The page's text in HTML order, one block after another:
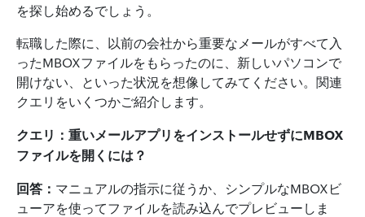
を探し始めるでしょう。
転職した際に、以前の会社から重要なメールがすべて入
ったMBOXファイルをもらったのに、新しいパソコンで
開けない、といった状況を想像してみてください。関連
クエリをいくつかご紹介します。
クエリ：重いメールアプリをインストールせずにMBOX
ファイルを開くには？
回答： マニュアルの指示に従うか、シンプルなMBOXビ
ューアを使ってファイルを読み込んでプレビューしま